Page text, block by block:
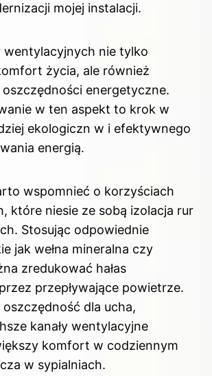
mojej instalacji.
wentylacyjnych nie tylko
życia, ale również
oszczędności energetyczne.
w ten aspekt to krok w
ekologiczn w i efektywnego
energią.
wspomnieć o korzyściach
które niesie ze sobą izolacja rur
Stosując odpowiednie
jak wełna mineralna czy
zredukować hałas
przepływające powietrze.
dla ucha,
kanały wentylacyjne
komfort w codziennym
w sypialniach.